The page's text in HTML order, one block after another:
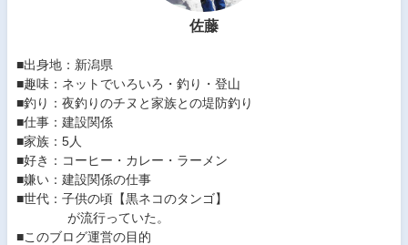
佐藤
■出身地：新潟県
■趣味：ネットでいろいろ・釣り・登山
■釣り：夜釣りのチヌと家族との堤防釣り
■仕事：建設関係
■家族：5人
■好き：コーヒー・カレー・ラーメン
■嫌い：建設関係の仕事
■世代：子供の頃【黒ネコのタンゴ】
が流行っていた。
■このブログ運営の目的